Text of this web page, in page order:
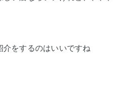
をするのはいいですね